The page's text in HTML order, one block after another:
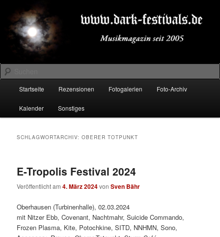
primären
Inhalt
springen
sekundären
Inhalt
springenDARK-FESTIVALS.DE
Suchen
Startseite Rezensionen Fotogalerien Foto-Archiv
Kalender Sonstiges
SCHLAGWORTARCHIV:OBERER TOTPUNKT
E-Tropolis Festival 2024
Veröffentlicht am4. März 2024vonSven Bähr
Oberhausen (Turbinenhalle), 02.03.2024
mit Nitzer Ebb, Covenant, Nachtmahr, Suicide Commando,
Frozen Plasma, Kite, Potochkine, SITD, NNHMN, Sono,